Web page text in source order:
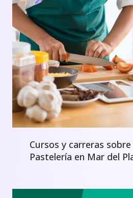
Cursos y carreras
Pastelería en Mar del